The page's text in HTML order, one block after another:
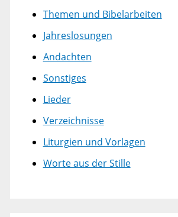
Themen und Bibelarbeiten
Jahreslosungen
Andachten
Sonstiges
Lieder
Verzeichnisse
Liturgien und Vorlagen
Worte aus der Stille